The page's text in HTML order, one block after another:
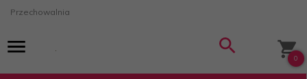
Przechowalnia
0